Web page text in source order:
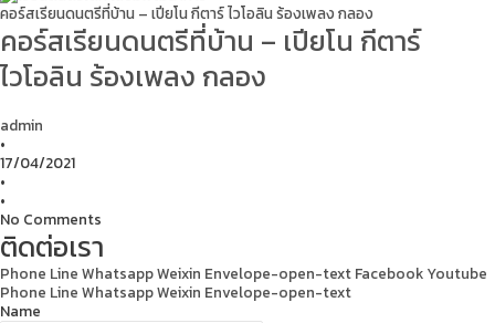
คอร์สเรียนดนตรีที่บ้าน – เปียโน กีตาร์ ไวโอลิน ร้องเพลง กลอง
คอร์สเรียนดนตรีที่บ้าน – เปียโน กีตาร์
ไวโอลิน ร้องเพลง กลอง
admin
•
17/04/2021
•
•
No Comments
ติดต่อเรา
Phone Line WhatsappWeixin Envelope-open-text Facebook Youtube
Phone Line WhatsappWeixin Envelope-open-text
Name